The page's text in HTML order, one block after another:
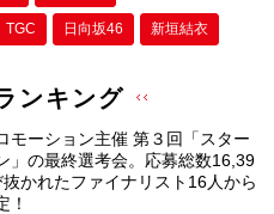
TGC 日向坂46 新垣結衣
ンキング
モーション主催 第３回「スター
」の最終選考会。応募総数16,39
かれたファイナリスト16人から
！